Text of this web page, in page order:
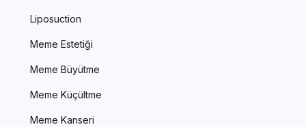
Liposuction
Meme Estetiği
Meme Büyütme
Meme Küçültme
Meme Kanseri